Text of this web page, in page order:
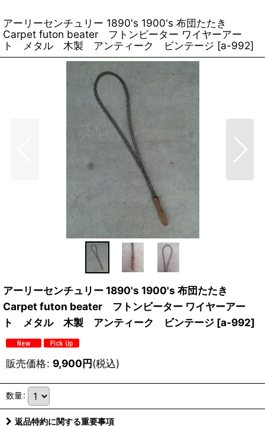
アーリーセンチュリー 1890's 1900's 布団たたき
Carpet futon beater フトンビーター ワイヤーアー
ト メタル 木製 アンティーク ビンテージ [a-992]
アーリーセンチュリー 1890's 1900's 布団たたき
Carpet futon beater フトンビーター ワイヤーアー
ト メタル 木製 アンティーク ビンテージ [a-992]
販売価格: 9,900円(税込)
数量:
返品特約に関する重要事項